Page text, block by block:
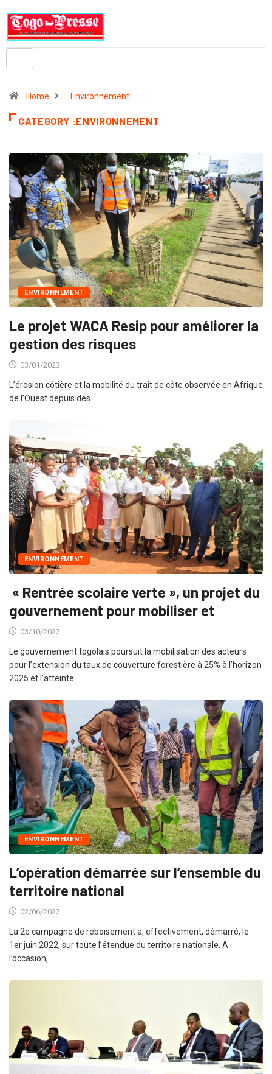
Home Environnement
CATEGORY :ENVIRONNEMENT
ENVIRONNEMENT
Le projet WACA Resip pour améliorer la
gestion des risques
03/01/2023
L’érosion côtière et la mobilité du trait de côte observée en Afrique
de l’Ouest depuis des
ENVIRONNEMENT
« Rentrée scolaire verte », un projet du
gouvernement pour mobiliser et
03/10/2022
Le gouvernement togolais poursuit la mobilisation des acteurs
pour l’extension du taux de couverture forestière à 25% à l’horizon
2025 et l’atteinte
ENVIRONNEMENT
L’opération démarrée sur l’ensemble du
territoire national
02/06/2022
La 2e campagne de reboisement a, effectivement, démarré, le
1er juin 2022, sur toute l’étendue du territoire nationale. A
l’occasion,